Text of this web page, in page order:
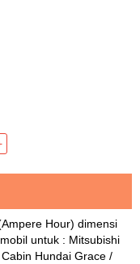
Hour) dimensi
untuk : Mitsubishi
Hundai Grace /